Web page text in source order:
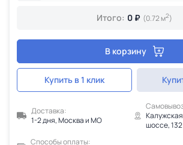
Итого: 0 ₽ (0.72 м2)
В корзину
Купить в 1 клик
Доставка:
1-2 дня, Москва и МО
шоссе, 132
Способы оплаты: